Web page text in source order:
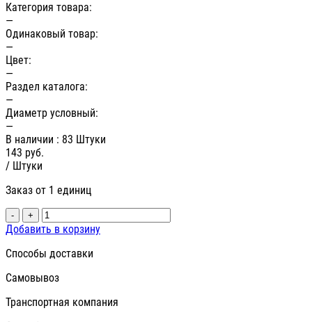
Категория товара:
—
Одинаковый товар:
—
Цвет:
—
Раздел каталога:
—
Диаметр условный:
—
В наличии : 83 Штуки
143 руб.
/ Штуки
Заказ от 1 единиц
- +
Добавить в корзину
Способы доставки
Самовывоз
Транспортная компания